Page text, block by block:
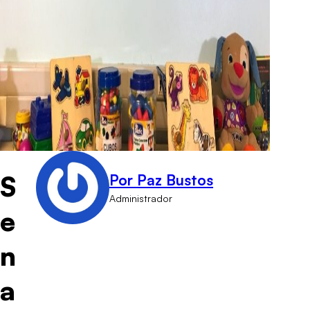
S
e
n
a
Por Paz Bustos
Administrador